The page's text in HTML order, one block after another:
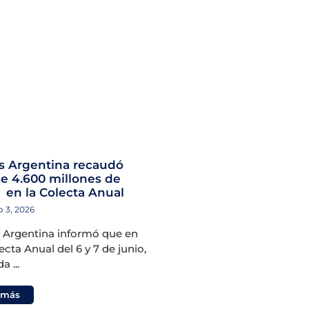
Argentina recaudó
4.600 millones de
en la Colecta Anual
3, 2026
Argentina informó que en
Anual del 6 y 7 de junio,
...